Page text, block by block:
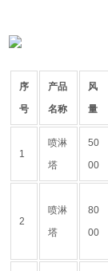
序
号
产品
名称
风
量
1
喷淋
塔
50
00
2
喷淋
塔
80
00